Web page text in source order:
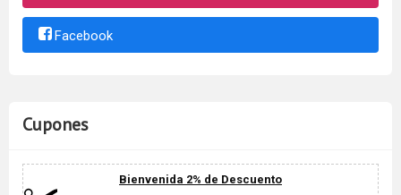
Facebook
Cupones
Bienvenida 2% de Descuento